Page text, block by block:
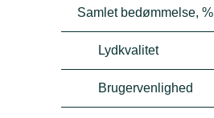
Samlet bedømmelse, %
Lydkvalitet
Brugervenlighed